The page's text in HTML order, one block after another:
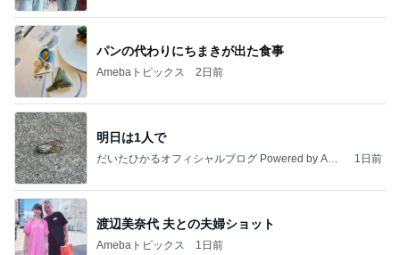
パンの代わりにちまきが出た食事
Amebaトピックス 2日前
明日は1人で
だいたひかるオフィシャルブログ Powered by Ame
1日前
渡辺美奈代 夫との夫婦ショット
Amebaトピックス 1日前